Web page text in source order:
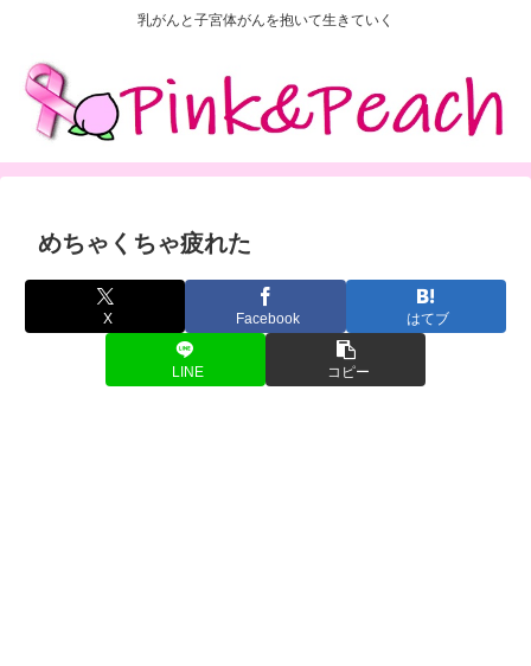
乳がんと子宮体がんを抱いて生きていく
めちゃくちゃ疲れた
X Facebook はてブ
LINE コピー